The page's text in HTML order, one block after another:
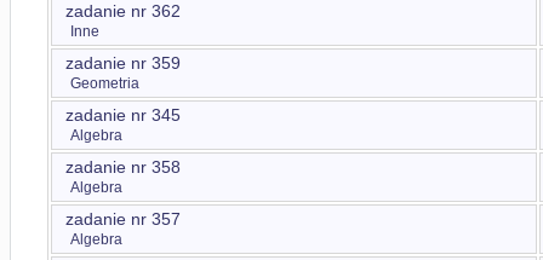
zadanie nr 362
Inne
zadanie nr 359
Geometria
zadanie nr 345
Algebra
zadanie nr 358
Algebra
zadanie nr 357
Algebra